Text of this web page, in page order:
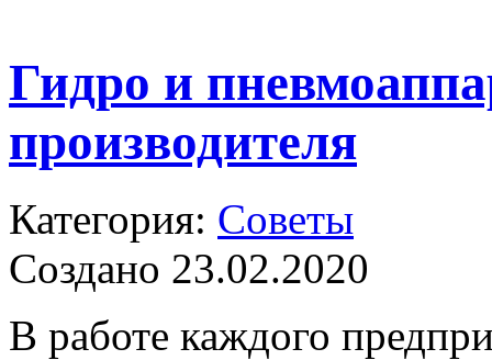
Гидро и
производителя
Категория: Советы
Создано 23.02.2020
В работе каждого